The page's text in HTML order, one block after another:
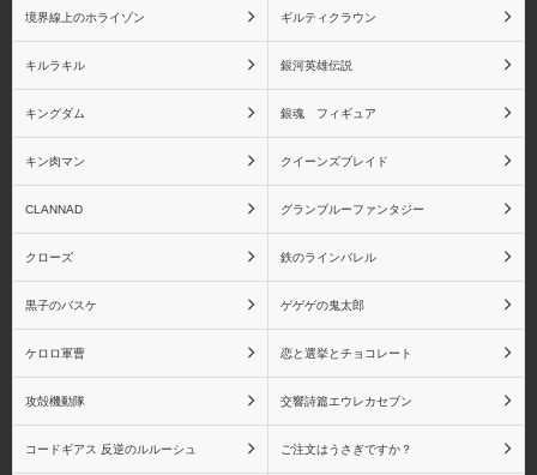
境界線上のホライゾン ギルティクラウン
キルラキル 銀河英雄伝説
キングダム 銀魂 フィギュア
キン肉マン クイーンズブレイド
CLANNAD グランブルーファンタジー
クローズ 鉄のラインバレル
黒子のバスケ ゲゲゲの鬼太郎
ケロロ軍曹 恋と選挙とチョコレート
攻殻機動隊 交響詩篇エウレカセブン
コードギアス 反逆のルルーシュ ご注文はうさぎですか？